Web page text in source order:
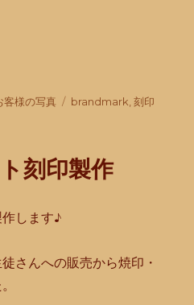
様の写真
タ
brandmark ,刻印
刻印製作
します♪
さんへの販売から焼印・